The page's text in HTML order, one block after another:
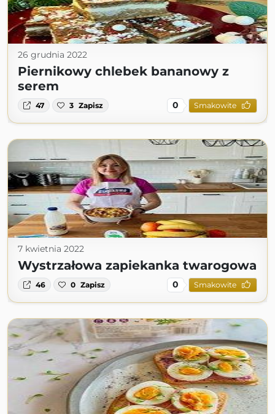
26 grudnia 2022
Piernikowy chlebek bananowy z
serem
47 3 Zapisz 0 Smakowite
7 kwietnia 2022
Wystrzałowa zapiekanka twarogowa
46 0 Zapisz 0 Smakowite